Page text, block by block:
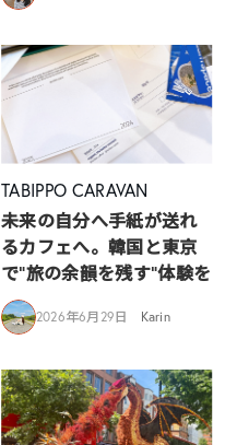
TABIPPO CARAVAN
未来の自分へ手紙が送れ
るカフェへ。韓国と東京
で“旅の余韻を残す”体験を
2026年6月29日 Karin